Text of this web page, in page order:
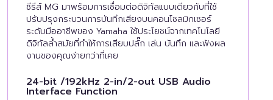
ซีรีส์ MG มาพร้อมการเชื่อมต่อดิจิทัลแบบเดียวกับที่ใช้
ปรับปรุงกระบวนการบันทึกเสียงบนคอนโซลมิกเซอร์
ระดับมืออาชีพของ Yamaha ใช้ประโยชน์จากเทคโนโลยี
ดิจิทัลล้ำสมัยที่ทำให้การเสียบปลั๊ก เล่น บันทึก และฟังผล
งานของคุณง่ายกว่าที่เคย
24-bit /192kHz 2-in/2-out USB Audio
Interface Function